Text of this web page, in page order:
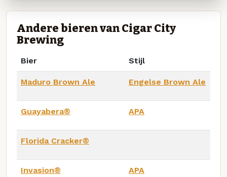
Andere bieren van Cigar City
Brewing
Bier Stijl
Maduro Brown Ale Engelse Brown Ale
Guayabera® APA
Florida Cracker®
Invasion® APA